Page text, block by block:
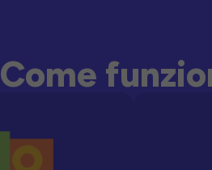
Come